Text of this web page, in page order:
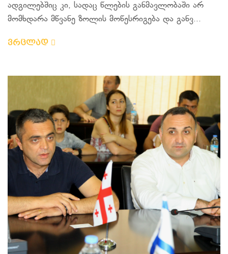
ადგილებშიც კი, სადაც წლების განმავლობაში არ
მომხდარა მწვანე ზოლის მოწესრიგება და განვ...
ვრცლად